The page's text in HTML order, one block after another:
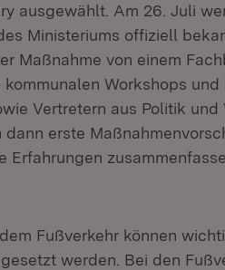
ausgewählt. Am 26. Juli
Ministeriums offiziell
Maßnahme von einem
Workshops und
Vertretern aus Politik und
erste
Fußverkehr können
werden. Bei den